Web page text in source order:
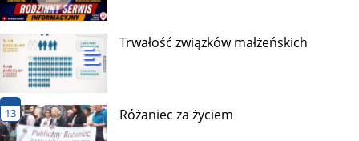
Trwałość związków małżeńskich
13 Różaniec za życiem